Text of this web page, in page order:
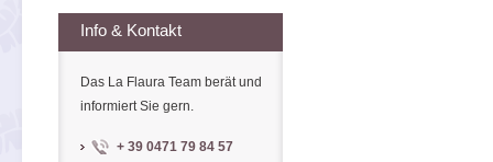
Info & Kontakt
Das La Flaura Team berät und
informiert Sie gern.
+ 39 0471 79 84 57